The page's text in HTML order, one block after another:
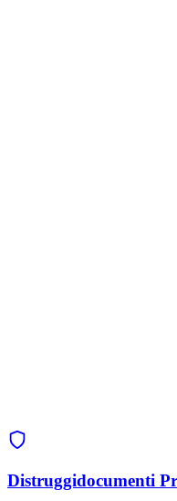
Distruggidocumenti